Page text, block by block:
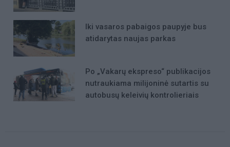
Iki vasaros pabaigos paupyje bus
atidarytas naujas parkas
Po „Vakarų ekspreso“ publikacijos
nutraukiama milijoninė sutartis su
autobusų keleivių kontrolieriais